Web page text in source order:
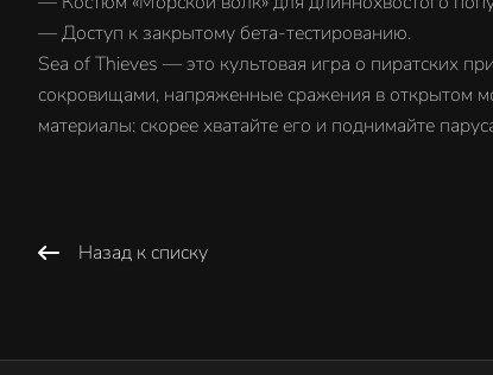
— Доступ к закрытому бета-тестированию.
Sea of Thieves — это культовая игра о пиратских
сокровищами, напряженные сражения в открытом
материалы: скорее хватайте его и поднимайте
Назад к списку